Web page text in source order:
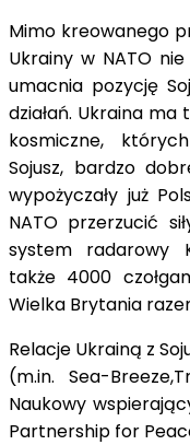
Mimo kreowanego
Ukrainy w NATO
umacnia pozycję
działań. Ukraina ma
kosmiczne,
Sojusz, bardzo
wypożyczały już
NATO przerzucić
system radarowy
także 4000
Wielka Brytania
Relacje Ukrainą z
(m.in. Sea-
Naukowy
Partnership for